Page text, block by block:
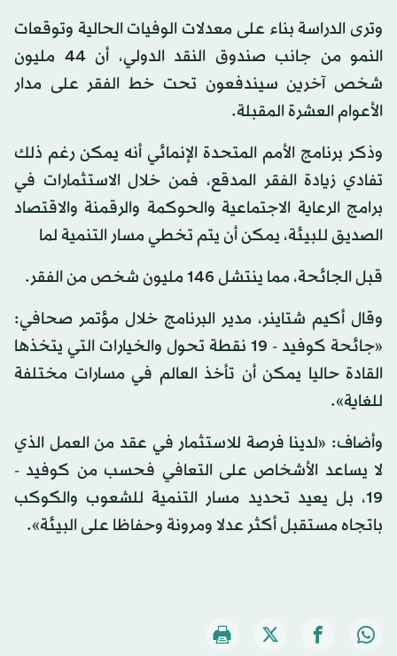
وترى الدراسة بناء على معدلات الوفيات الحالية وتوقعات
النمو من جانب صندوق النقد الدولي، أن 44 مليون
شخص آخرين سيندفعون تحت خط الفقر على مدار
الأعوام العشرة المقبلة.
وذكر برنامج الأمم المتحدة الإنمائي أنه يمكن رغم ذلك
تفادي زيادة الفقر المدقع، فمن خلال الاستثمارات في
برامج الرعاية الاجتماعية والحوكمة والرقمنة والاقتصاد
الصديق للبيئة، يمكن أن يتم تخطي مسار التنمية لما
قبل الجائحة، مما ينتشل 146 مليون شخص من الفقر.
وقال أكيم شتاينر، مدير البرنامج خلال مؤتمر صحافي:
«جائحة كوفيد - 19 نقطة تحول والخيارات التي يتخذها
القادة حاليا يمكن أن تأخذ العالم في مسارات مختلفة
للغاية».
وأضاف: «لدينا فرصة للاستثمار في عقد من العمل الذي
لا يساعد الأشخاص على التعافي فحسب من كوفيد -
19، بل يعيد تحديد مسار التنمية للشعوب والكوكب
باتجاه مستقبل أكثر عدلا ومرونة وحفاظا على البيئة».